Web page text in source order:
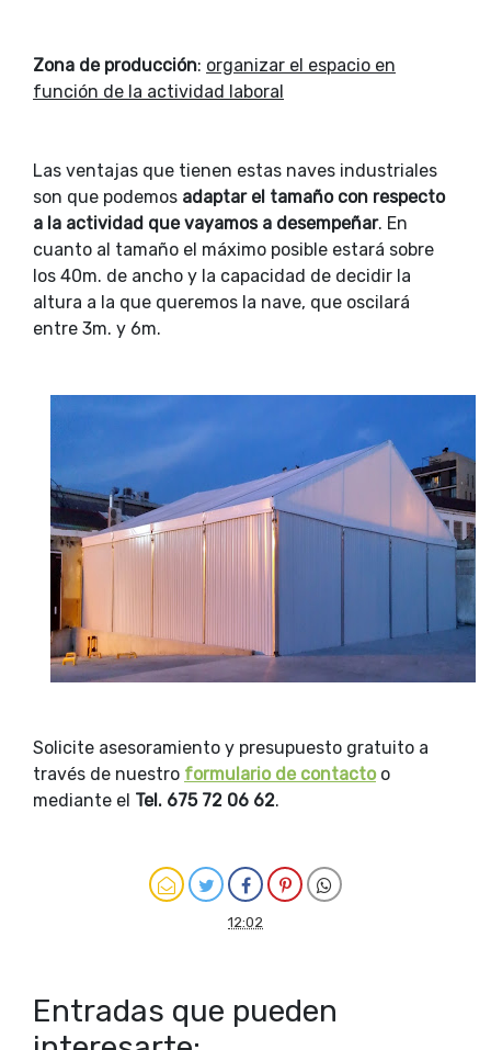
Zona de producción: organizar el espacio en
función de la actividad laboral
Las ventajas que tienen estas naves industriales
son que podemos adaptar el tamaño con respecto
a la actividad que vayamos a desempeñar. En
cuanto al tamaño el máximo posible estará sobre
los 40m. de ancho y la capacidad de decidir la
altura a la que queremos la nave, que oscilará
entre 3m. y 6m.
Solicite asesoramiento y presupuesto gratuito a
través de nuestro formulario de contactoo
mediante el Tel. 675 72 06 62.
12:02
Entradas que pueden